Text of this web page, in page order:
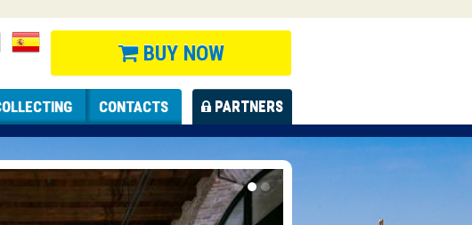
BUY NOW
PARTNERS
CONTACTS